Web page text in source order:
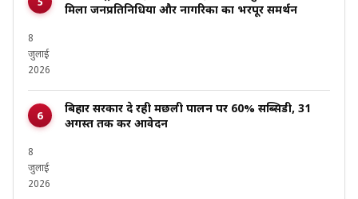
मिला जनप्रतिनिधियों और नागरिकों का भरपूर समर्थन
8
जुलाई
2026
बिहार सरकार दे रही मछली पालन पर 60% सब्सिडी, 31
अगस्त तक करें आवेदन
8
जुलाई
2026